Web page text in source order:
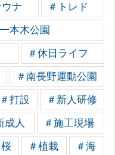
ウナ ＃トレド
本木公園
＃休日ライフ
＃南長野運動公園
＃打設 ＃新人研修
成人 ＃施工現場
桜 ＃植栽 ＃海